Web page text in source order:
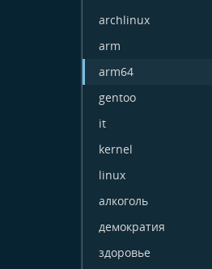
archlinux
arm
arm64
gentoo
it
kernel
linux
алкоголь
демократия
здоровье